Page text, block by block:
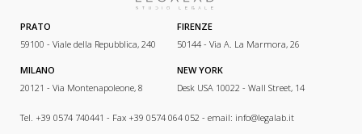
PRATO
59100 - Viale della Repubblica, 240
FIRENZE
50144 - Via A. La Marmora, 26
MILANO
20121 - Via Montenapoleone, 8
NEW YORK
Desk USA 10022 - Wall Street, 14
Tel. +39 0574 740441 - Fax +39 0574 064 052 - email: info@legalab.it